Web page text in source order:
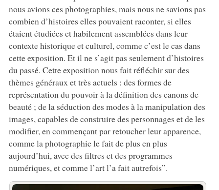
nous avions ces photographies, mais nous ne savions pas
combien d’histoires elles pouvaient raconter, si elles
étaient étudiées et habilement assemblées dans leur
contexte historique et culturel, comme c’est le cas dans
cette exposition. Et il ne s’agit pas seulement d’histoires
du passé. Cette exposition nous fait réfléchir sur des
thèmes généraux et très actuels : des formes de
représentation du pouvoir à la définition des canons de
beauté ; de la séduction des modes à la manipulation des
images, capables de construire des personnages et de les
modifier, en commençant par retoucher leur apparence,
comme la photographie le fait de plus en plus
aujourd’hui, avec des filtres et des programmes
numériques, et comme l’art l’a fait autrefois”.